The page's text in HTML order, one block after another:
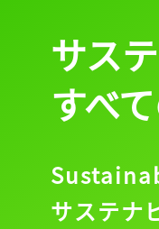
サス
すべ
サステナ